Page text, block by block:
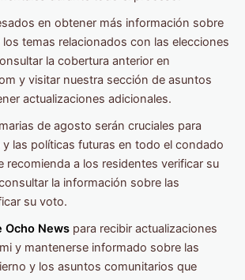
en obtener más información sobre
temas relacionados con las elecciones
la cobertura anterior en
y visitar nuestra sección de asuntos
actualizaciones adicionales.
de agosto serán cruciales para
las políticas futuras en todo el condado
recomienda a los residentes verificar su
la información sobre las
su voto.
Ocho News para recibir actualizaciones
y mantenerse informado sobre las
y los asuntos comunitarios que